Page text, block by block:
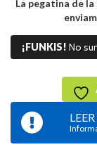
La pegatina de
¡FUNKIS! No